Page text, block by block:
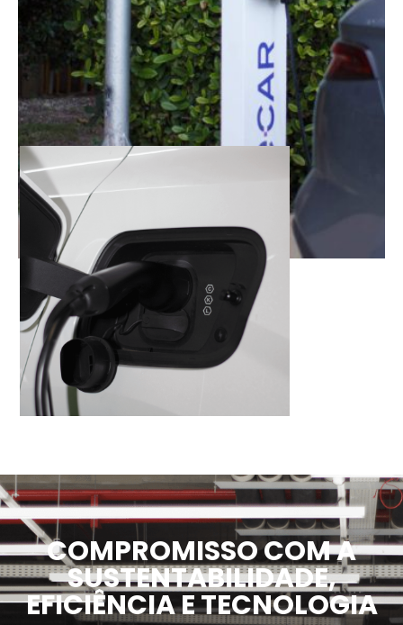
COMPROMISSO COM A
SUSTENTABILIDADE,
EFICIÊNCIA E TECNOLOGIA